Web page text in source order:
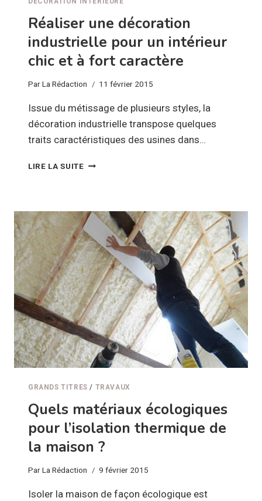
Réaliser une décoration
industrielle pour un intérieur
chic et à fort caractère
ParLa Rédaction 11 février 2015
Issue du métissage de plusieurs styles, la
décoration industrielle transpose quelques
traits caractéristiques des usines dans…
LIRE LA SUITERÉALISER
POUR
UN
INTÉRIEUR
CHIC
ET
À
FORT
CARACTÈRE
GRANDS TITRES / TRAVAUX
Quels matériaux écologiques
pour l’isolation thermique de
la maison ?
ParLa Rédaction 9 février 2015
Isoler la maison de façon écologique est